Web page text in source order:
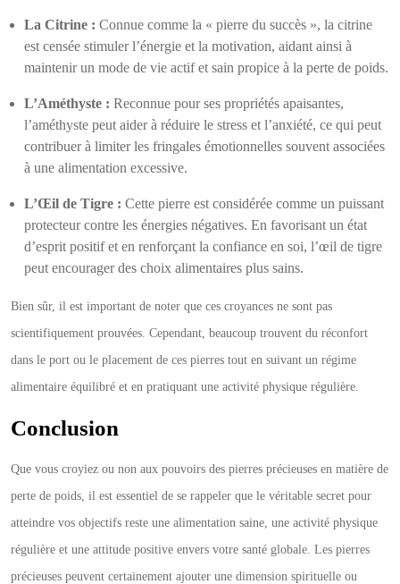
La Citrine : Connue comme la « pierre du succès », la citrine
est censée stimuler l’énergie et la motivation, aidant ainsi à
maintenir un mode de vie actif et sain propice à la perte de poids.
L’Améthyste : Reconnue pour ses propriétés apaisantes,
l’améthyste peut aider à réduire le stress et l’anxiété, ce qui peut
contribuer à limiter les fringales émotionnelles souvent associées
à une alimentation excessive.
L’Œil de Tigre : Cette pierre est considérée comme un puissant
protecteur contre les énergies négatives. En favorisant un état
d’esprit positif et en renforçant la confiance en soi, l’œil de tigre
peut encourager des choix alimentaires plus sains.
Bien sûr, il est important de noter que ces croyances ne sont pas
scientifiquement prouvées. Cependant, beaucoup trouvent du réconfort
dans le port ou le placement de ces pierres tout en suivant un régime
alimentaire équilibré et en pratiquant une activité physique régulière.
Conclusion
Que vous croyiez ou non aux pouvoirs des pierres précieuses en matière de
perte de poids, il est essentiel de se rappeler que le véritable secret pour
atteindre vos objectifs reste une alimentation saine, une activité physique
régulière et une attitude positive envers votre santé globale. Les pierres
précieuses peuvent certainement ajouter une dimension spirituelle ou